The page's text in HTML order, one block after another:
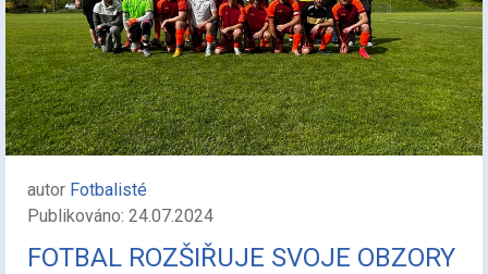
autor Fotbalisté
Publikováno: 24.07.2024
FOTBAL ROZŠIŘUJE SVOJE OBZORY